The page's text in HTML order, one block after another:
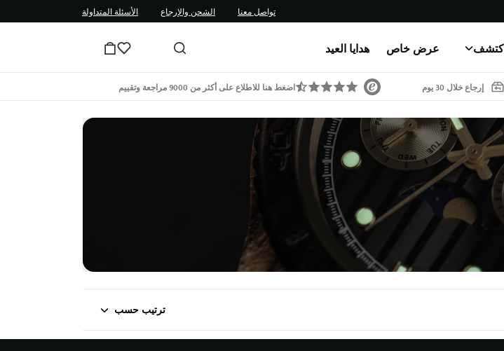
تواصل معنا الشحن والإرجاع الأسئلة المتداولة
عرض خاص هدايا العيد
إرجاع خلال 30 يوم اضغط هنا للاطلاع على أكثر من 9000 مراجعة وتقييم
ترتيب حسب